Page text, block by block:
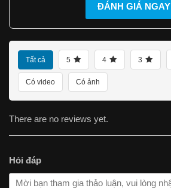
ĐÁNH GIÁ NGAY
Tất cả 5 4 3
Có video Có ảnh
There are no reviews yet.
Hỏi đáp